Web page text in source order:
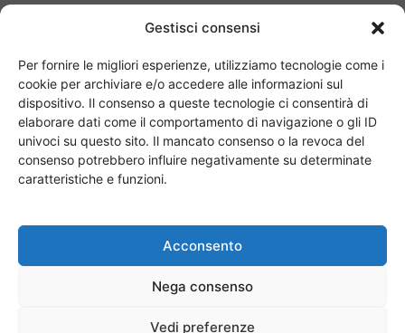
Gestisci consensi
Per fornire le migliori esperienze, utilizziamo tecnologie come i
cookie per archiviare e/o accedere alle informazioni sul
dispositivo. Il consenso a queste tecnologie ci consentirà di
elaborare dati come il comportamento di navigazione o gli ID
univoci su questo sito. Il mancato consenso o la revoca del
consenso potrebbero influire negativamente su determinate
caratteristiche e funzioni.
Acconsento
Nega consenso
Vedi preferenze
Chi siamo I Nostri Clienti
© Copyright 2017 - MilanoEvents.it© managed by